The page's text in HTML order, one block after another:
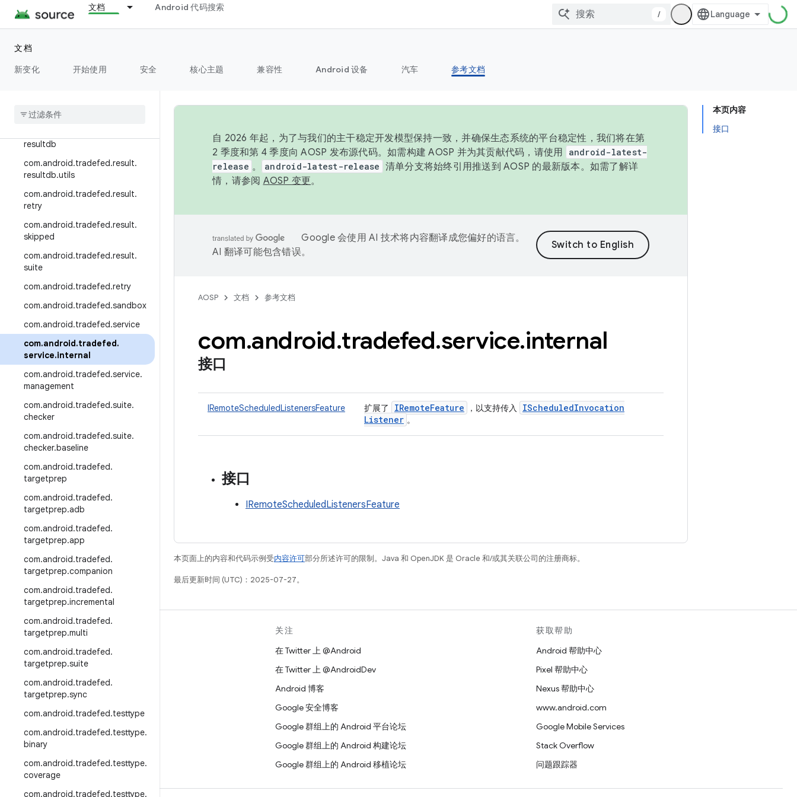
文档 Android 代码搜索
/
文档
新变化
开始使用 安全 核心主题 兼容性 Android 设备 汽车 参考文档
com.android.tradefed.result
mlib
com
.tradefed
proto
resultdb
com.android.tradefed.result.
resultdb.utils
com.android.tradefed.result.
retry
com.android.tradefed.result.
skipped
com.android.tradefed.result.
suite
com.android.tradefed.retry
com.android.tradefed.sandbox
com.android.tradefed.service
com.android.tradefed.
service.internal
com.android.tradefed.service.
management
com.android.tradefed.suite.
checker
com.android.tradefed.suite.
checker.baseline
com.android.tradefed.
targetprep
com.android.tradefed.
targetprep.adb
com.android.tradefed.
targetprep.app
com.android.tradefed.
targetprep.companion
com.android.tradefed.
targetprep.incremental
com.android.tradefed.
targetprep.multi
com.android.tradefed.
targetprep.suite
com.android.tradefed.
targetprep.sync
com.android.tradefed.testtype
com.android.tradefed.testtype.
binary
com.android.tradefed.testtype.
coverage
com.android.tradefed.testtype.
本页内容
接口
自 2026 年起，为了与我们的主干稳定开发模型保持一致，并确保生态系统的平台稳定性，我们将在第
2 季度和第 4 季度向 AOSP 发布源代码。如需构建 AOSP 并为其贡献代码，请使用
android-latest-
release 。 android-latest-release 清单分支将始终引用推送到 AOSP 的最新版本。如需了解详
情，请参阅 AOSP 变更。
Google 会使用 AI 技术将内容翻译成您偏好的语言。
AI 翻译可能包含错误。
AOSP 文档 参考文档
com.android.tradefed.service.internal
接口
IRemoteScheduledListenersFeature 扩展了 IRemoteFeature ，以支持传入 IScheduledInvocation
Listener 。
接口
IRemoteScheduledListenersFeature
本页面上的内容和代码示例受内容许可部分所述许可的限制。Java 和 OpenJDK 是 Oracle 和/或其关联公司的注册商标。
最后更新时间 (UTC)：2025-07-27。
构建
Android 代码库
要求
下载
预览二进制文件
驱动程序二进制文件
GitHub
关注
在 Twitter 上 @Android
在 Twitter 上 @AndroidDev
Android 博客
Google 安全博客
Google 群组上的 Android 平台论坛
Google 群组上的 Android 构建论坛
Google 群组上的 Android 移植论坛
获取帮助
Android 帮助中心
Pixel 帮助中心
Nexus 帮助中心
www.android.com
Google Mobile Services
Stack Overflow
问题跟踪器